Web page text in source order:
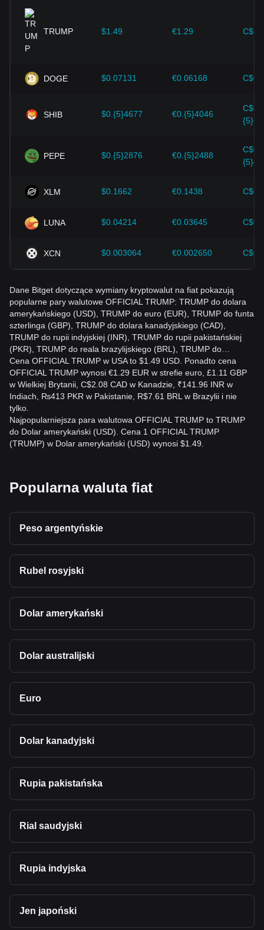
ekspansji i ulepszenia bezpieczeństwa – zapewniły silne
wsparcie dla wzrostu wartości kryptowalut, takich jak Bitcoin.
Inwestorzy muszą zrozumieć tę dynamikę, aby uniknąć
podejmowania błędnych decyzji. Po uwzględnieniu tych
przyszłe zmiany cen OFFICIAL TRUMP i odpowiednio
dostosowywać swoje strategie inwestycyjne do
TRUMP $1.49 €1.29
DOGE $0.07131 €0.06168
SHIB $0.{5}4677 €0.{5}4046
C$0.
PEPE $0.{5}2876 €0.{5}2488
C$0.
XLM $0.1662 €0.1438
LUNA $0.04214 €0.03645
XCN $0.003064 €0.002650
Dane Bitget dotyczące wymiany kryptowalut na fiat pokazują
popularne pary walutowe OFFICIAL TRUMP: TRUMP do dolara
amerykańskiego (USD), TRUMP do euro (EUR), TRUMP do funta
szterlinga (GBP), TRUMP do dolara kanadyjskiego (CAD),
TRUMP do rupii indyjskiej (INR), TRUMP do rupii pakistańskiej
(PKR), TRUMP do reala brazylijskiego (BRL), TRUMP do…
Cena OFFICIAL TRUMP w USA to $1.49 USD. Ponadto cena
OFFICIAL TRUMP wynosi €1.29 EUR w strefie euro, £1.11 GBP
w Wielkiej Brytanii, C$2.08 CAD w Kanadzie, ₹141.96 INR w
Indiach, ₨413 PKR w Pakistanie, R$7.61 BRL w Brazylii i nie
tylko.
Najpopularniejsza para walutowa OFFICIAL TRUMP to TRUMP
do Dolar amerykański (USD). Cena 1 OFFICIAL TRUMP
(TRUMP) w Dolar amerykański (USD) wynosi $1.49.
Popularna waluta fiat
Peso argentyńskie
Rubel rosyjski
Dolar amerykański
Dolar australijski
Euro
Dolar kanadyjski
Rupia pakistańska
Rial saudyjski
Rupia indyjska
Jen japoński